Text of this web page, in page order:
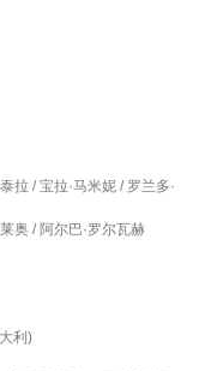
拉 / 宝拉·马米妮 / 罗兰多·
奥 / 阿尔巴·罗尔瓦赫
利)